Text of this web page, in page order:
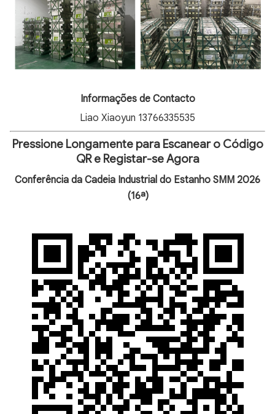
Informações de Contacto
Liao Xiaoyun 13766335535
Pressione Longamente para Escanear o Código
QR e Registar-se Agora
Conferência da Cadeia Industrial do Estanho SMM 2026
(16ª)